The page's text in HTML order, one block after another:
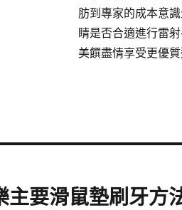
肪到專家的成本意
睛是否合適進行雷
美饌盡情享受更優
主要滑鼠墊刷牙方